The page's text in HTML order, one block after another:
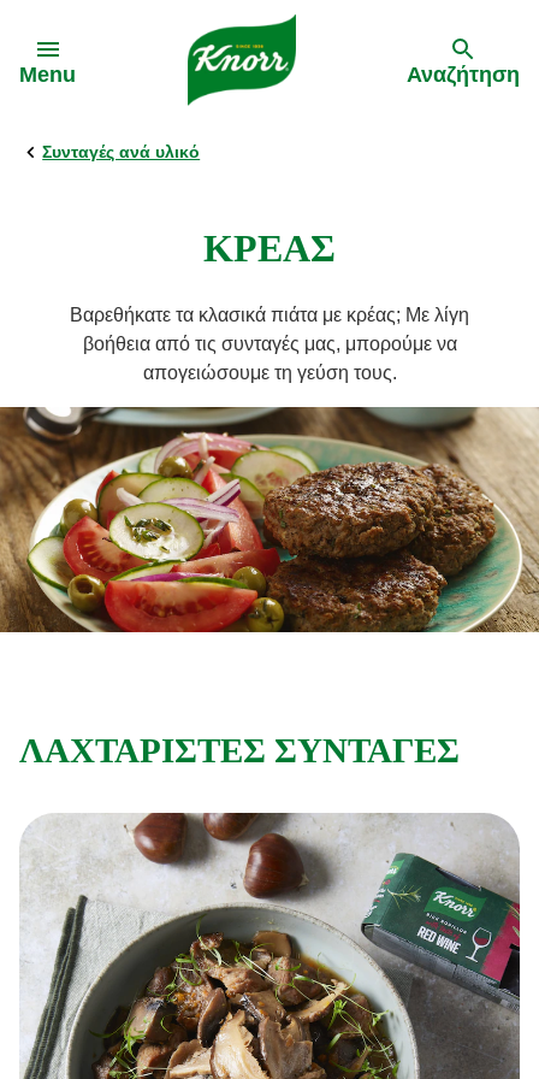
Menu
Πίσω
Μυστικά Μαγειρικής
Εύκολες συνταγές
Συνταγές από τον Γιώργο Τσούλη
Συνταγές από την Μαργαρίτα Νικολαΐδη
Πίσω
Αναζήτηση
Συνταγές ανά υλικό
ΚΡΕΑΣ
Βαρεθήκατε τα κλασικά πιάτα με κρέας; Με λίγη
βοήθεια από τις συνταγές μας, μπορούμε να
απογειώσουμε τη γεύση τους.
ΛΑΧΤΑΡΙΣΤΕΣ ΣΥΝΤΑΓΕΣ